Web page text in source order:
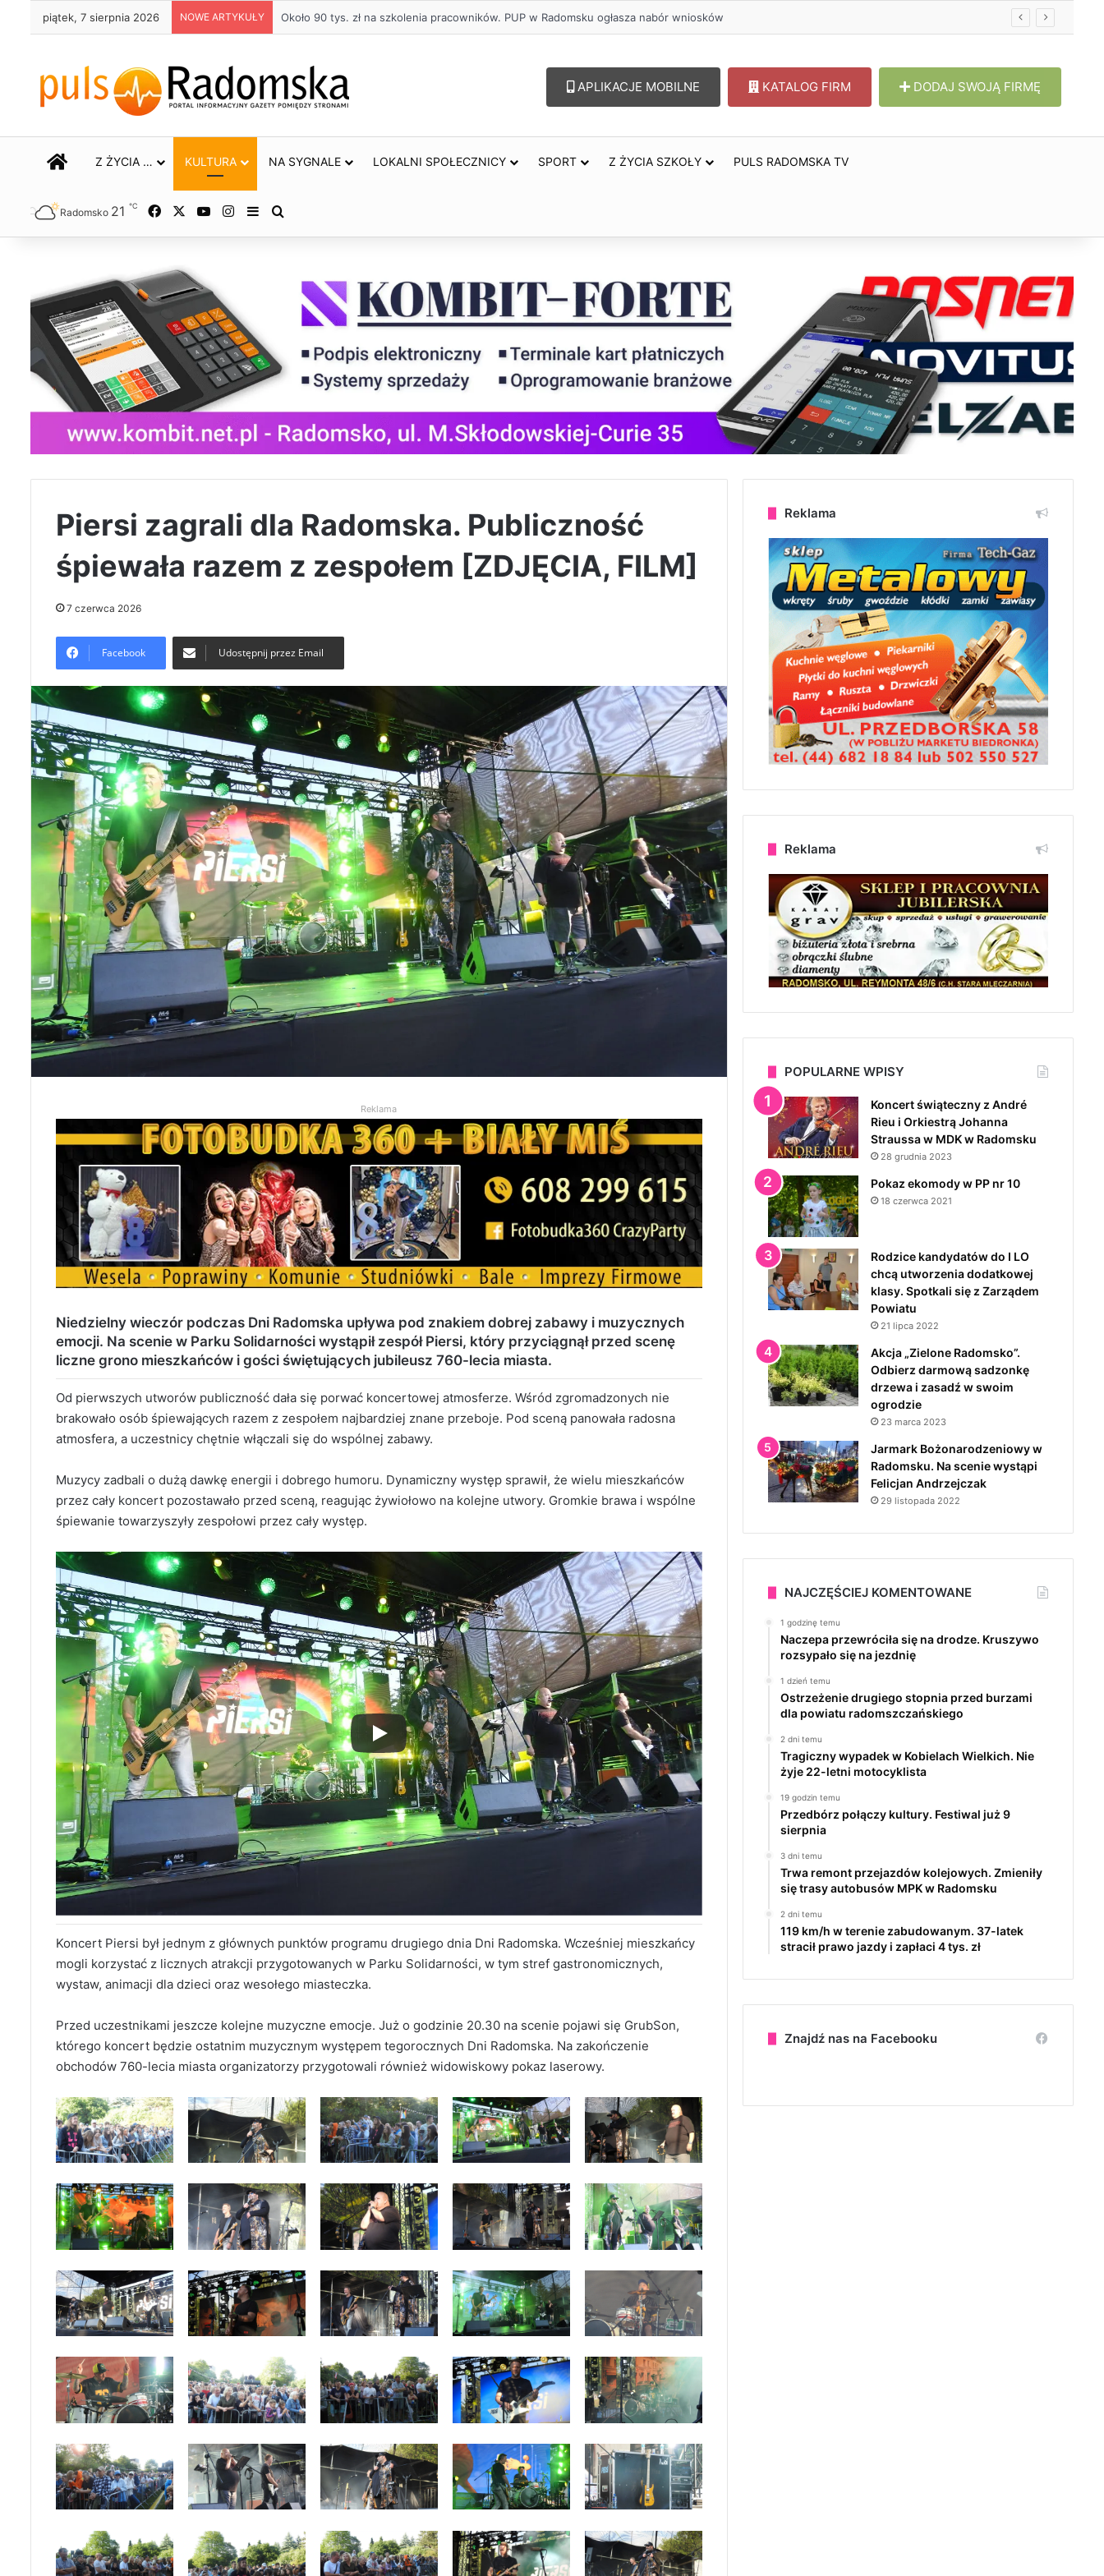
piątek, 7 sierpnia 2026 NOWE ARTYKUŁY Życie bez alkoholu – lepszy wybór. Radomsko włącza się w Miesiąc Trzeźwości
APLIKACJE MOBILNE KATALOG FIRM DODAJ SWOJĄ FIRMĘ
STRONA GŁÓWNA
Z ŻYCIA … KULTURA NA SYGNALE LOKALNI SPOŁECZNICY SPORT Z ŻYCIA SZKOŁY PULS RADOMSKA TV
Radomsko 21 ℃ Facebook YouTubeInstagram
Sidebar
Piersi zagrali dla Radomska. Publiczność
śpiewała razem z zespołem [ZDJĘCIA, FILM]
7 czerwca 2026
Facebook Udostępnij przez Email
Reklama
Niedzielny wieczór podczas Dni Radomska upływa pod znakiem dobrej zabawy i muzycznych
emocji. Na scenie w Parku Solidarności wystąpił zespół Piersi, który przyciągnął przed scenę
liczne grono mieszkańców i gości świętujących jubileusz 760-lecia miasta.
Od pierwszych utworów publiczność dała się porwać koncertowej atmosferze. Wśród zgromadzonych nie
brakowało osób śpiewających razem z zespołem najbardziej znane przeboje. Pod sceną panowała radosna
atmosfera, a uczestnicy chętnie włączali się do wspólnej zabawy.
Muzycy zadbali o dużą dawkę energii i dobrego humoru. Dynamiczny występ sprawił, że wielu mieszkańców
przez cały koncert pozostawało przed sceną, reagując żywiołowo na kolejne utwory. Gromkie brawa i wspólne
śpiewanie towarzyszyły zespołowi przez cały występ.
Koncert Piersi był jednym z głównych punktów programu drugiego dnia Dni Radomska. Wcześniej mieszkańcy
mogli korzystać z licznych atrakcji przygotowanych w Parku Solidarności, w tym stref gastronomicznych,
wystaw, animacji dla dzieci oraz wesołego miasteczka.
Przed uczestnikami jeszcze kolejne muzyczne emocje. Już o godzinie 20.30 na scenie pojawi się GrubSon,
którego koncert będzie ostatnim muzycznym występem tegorocznych Dni Radomska. Na zakończenie
obchodów 760-lecia miasta organizatorzy przygotowali również widowiskowy pokaz laserowy.
Reklama
Reklama
POPULARNE WPISY
Koncert świąteczny z André
Rieu i Orkiestrą Johanna
Straussa w MDK w Radomsku
28 grudnia 2023
Pokaz ekomody w PP nr 10
18 czerwca 2021
Rodzice kandydatów do I LO
chcą utworzenia dodatkowej
klasy. Spotkali się z Zarządem
Powiatu
21 lipca 2022
Akcja „Zielone Radomsko”.
Odbierz darmową sadzonkę
drzewa i zasadź w swoim
ogrodzie
23 marca 2023
Jarmark Bożonarodzeniowy w
Radomsku. Na scenie wystąpi
Felicjan Andrzejczak
29 listopada 2022
NAJCZĘŚCIEJ KOMENTOWANE
1 godzinę temu
Naczepa przewróciła się na drodze. Kruszywo
rozsypało się na jezdnię
1 dzień temu
Ostrzeżenie drugiego stopnia przed burzami
dla powiatu radomszczańskiego
2 dni temu
Tragiczny wypadek w Kobielach Wielkich. Nie
żyje 22-letni motocyklista
19 godzin temu
Przedbórz połączy kultury. Festiwal już 9
sierpnia
3 dni temu
Trwa remont przejazdów kolejowych. Zmieniły
się trasy autobusów MPK w Radomsku
2 dni temu
119 km/h w terenie zabudowanym. 37-latek
stracił prawo jazdy i zapłaci 4 tys. zł
Znajdź nas na Facebooku